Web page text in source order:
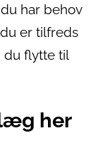
har behov
er tilfreds
du flytte til
her